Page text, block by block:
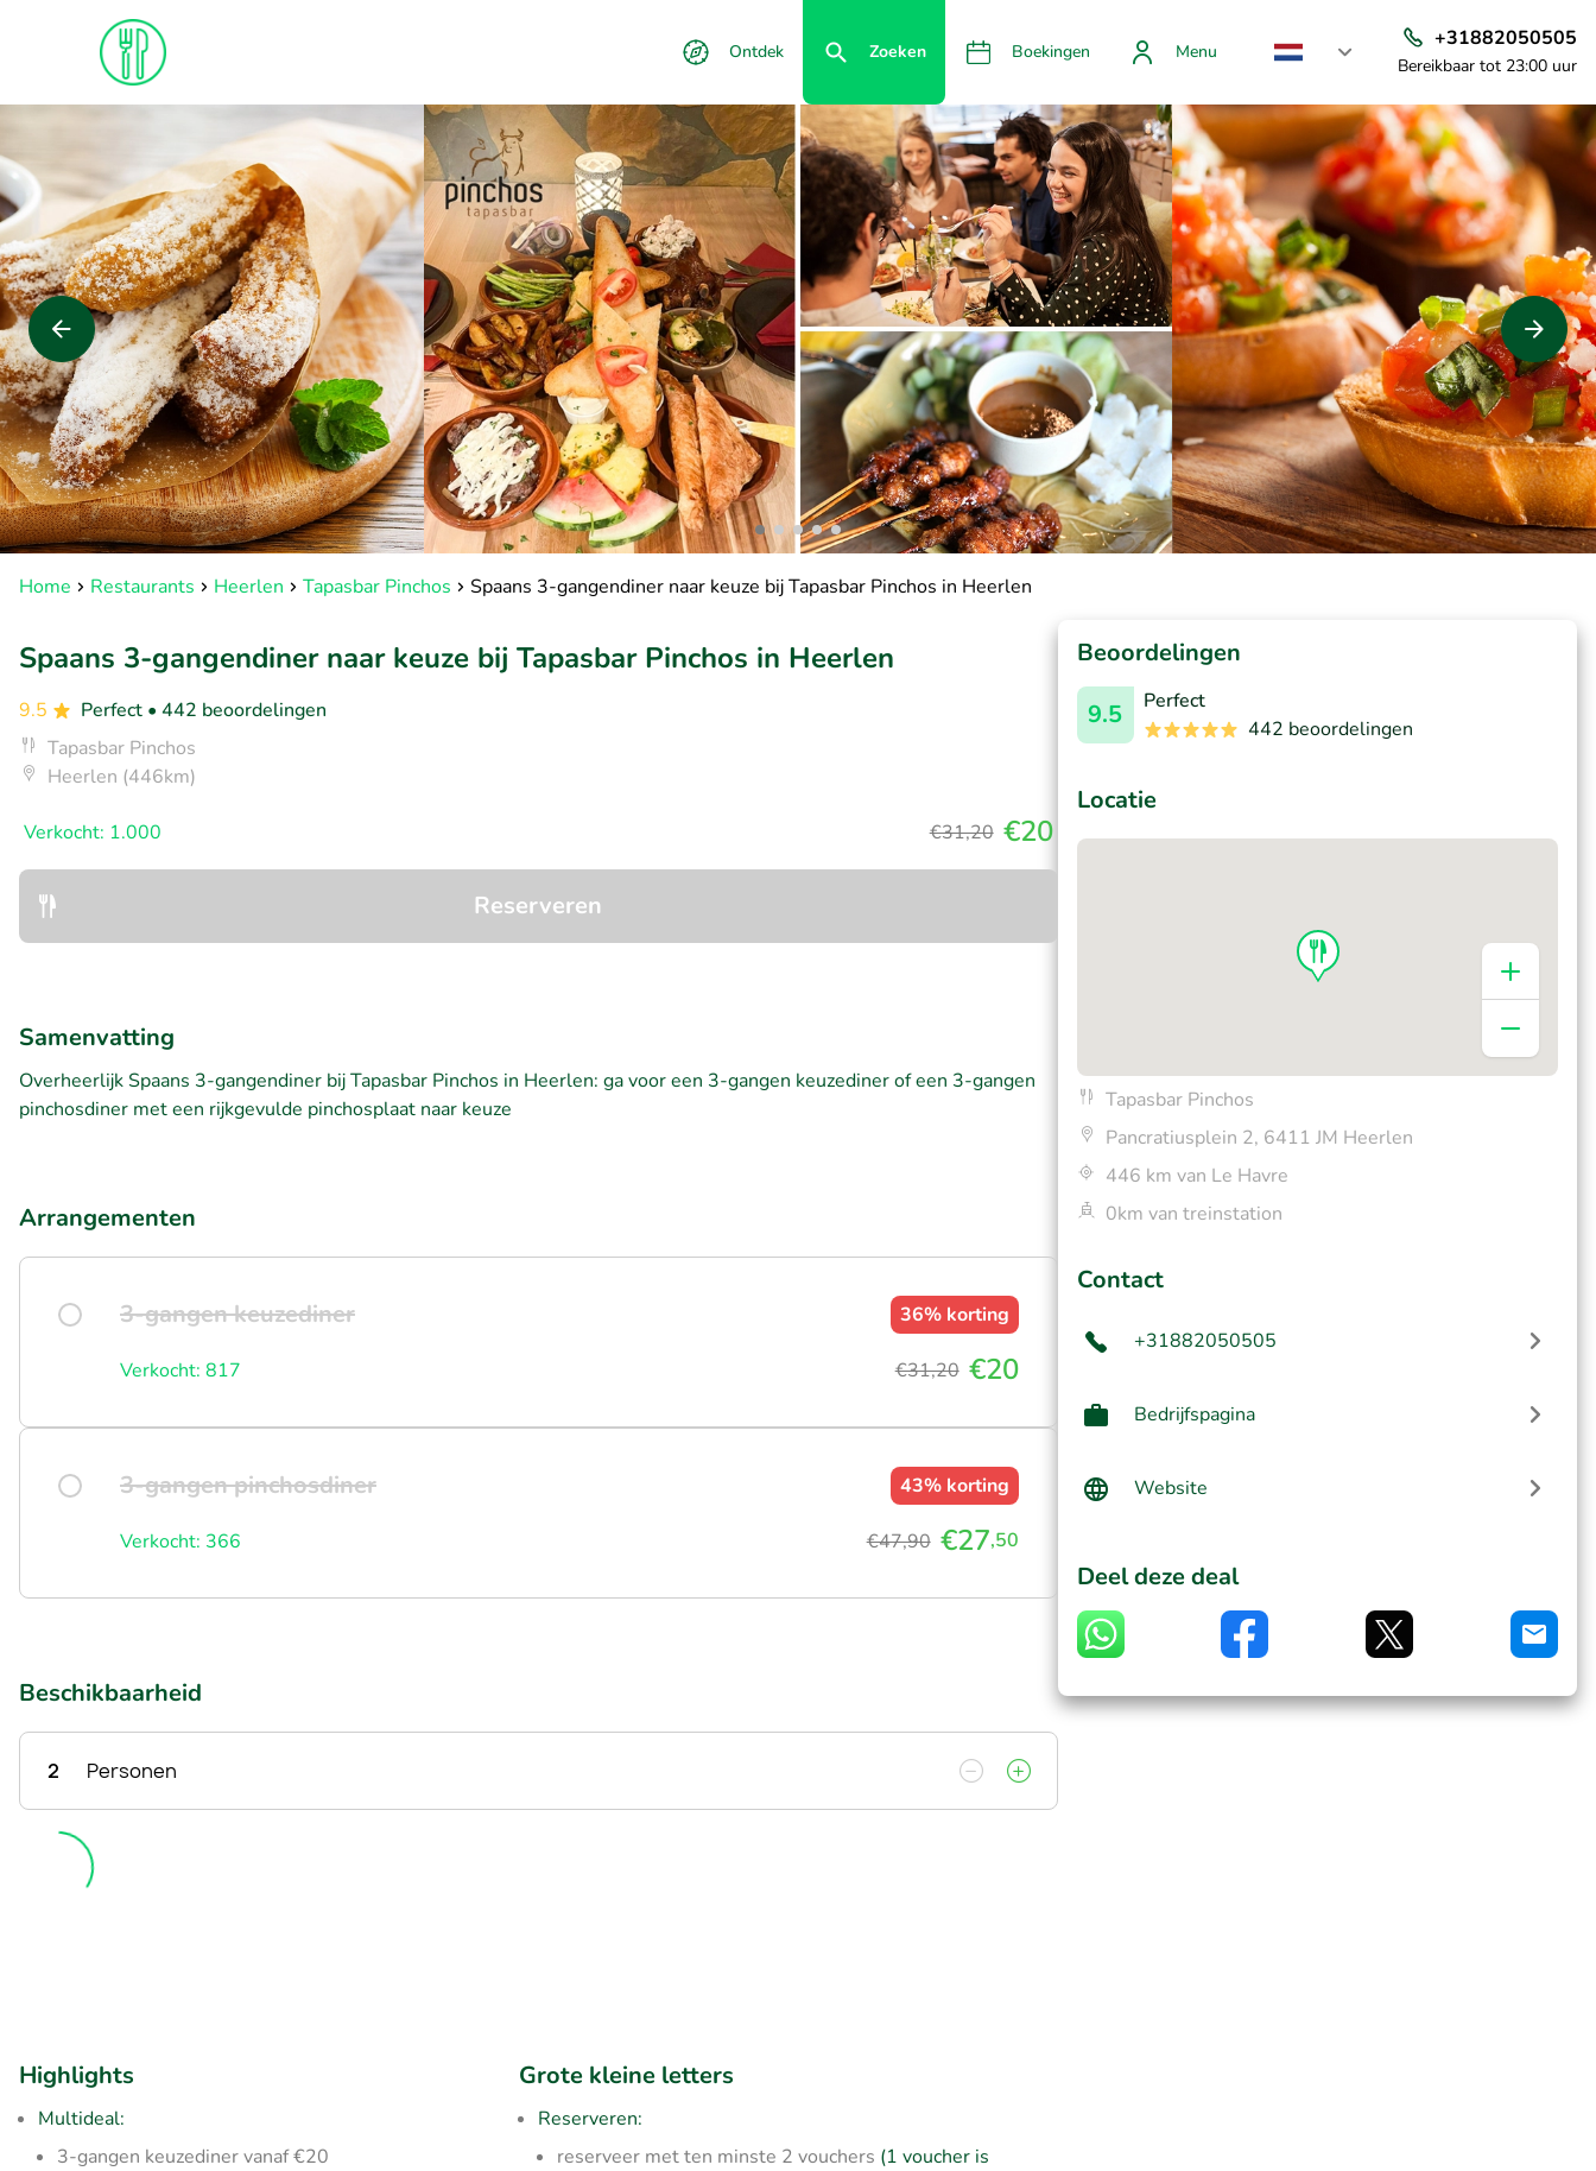
Ontdek Zoeken Boekingen Menu
+31882050505
Bereikbaar tot 23:00 uur
Home Restaurants Heerlen Tapasbar Pinchos Spaans 3-gangendiner naar keuze bij Tapasbar Pinchos in Heerlen
Spaans 3-gangendiner naar keuze bij Tapasbar Pinchos in Heerlen
9.5 Perfect • 442 beoordelingen
Tapasbar Pinchos
Heerlen (446km)
Verkocht: 1.000 €31,20 €20
Reserveren
Samenvatting
Overheerlijk Spaans 3-gangendiner bij Tapasbar Pinchos in Heerlen: ga voor een 3-gangen keuzediner of een 3-gangen
pinchosdiner met een rijkgevulde pinchosplaat naar keuze
Arrangementen
3-gangen keuzediner 36% korting
Verkocht: 817 €31,20 €20
3-gangen pinchosdiner 43% korting
Verkocht: 366 €47,90 €27,50
Beschikbaarheid
2 Personen
Highlights
Multideal:
3-gangen keuzediner vanaf €20
Grote kleine letters
Reserveren:
reserveer met ten minste 2 vouchers (1 voucher is
Beoordelingen
9.5
Perfect
442 beoordelingen
Locatie
Tapasbar Pinchos
Pancratiusplein 2, 6411 JM Heerlen
446 km van Le Havre
0km van treinstation
Contact
+31882050505
Bedrijfspagina
Website
Deel deze deal